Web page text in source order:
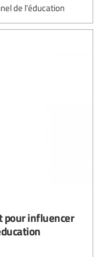
de l'éducation
pour influencer